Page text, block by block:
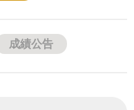
成績公告